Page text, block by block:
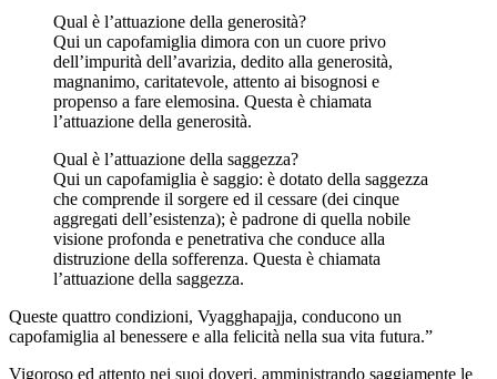
Qual è l’attuazione della generosità?
Qui un capofamiglia dimora con un cuore privo
dell’impurità dell’avarizia, dedito alla generosità,
magnanimo, caritatevole, attento ai bisognosi e
propenso a fare elemosina. Questa è chiamata
l’attuazione della generosità.
Qual è l’attuazione della saggezza?
Qui un capofamiglia è saggio: è dotato della saggezza
che comprende il sorgere ed il cessare (dei cinque
aggregati dell’esistenza); è padrone di quella nobile
visione profonda e penetrativa che conduce alla
distruzione della sofferenza. Questa è chiamata
l’attuazione della saggezza.
Queste quattro condizioni, Vyagghapajja, conducono un
capofamiglia al benessere e alla felicità nella sua vita futura.”
Vigoroso ed attento nei suoi doveri, amministrando saggiamente le